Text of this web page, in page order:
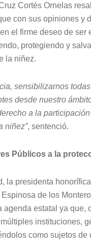
Cortés Ornelas
con sus opiniones y
el firme deseo de
protegiendo y
la niñez.
sensibilizarnos
desde nuestro
a la
niñez”, sentenció.
Públicos a la
la presidenta
de los
agenda estatal ya
instituciones,
como sujetos de